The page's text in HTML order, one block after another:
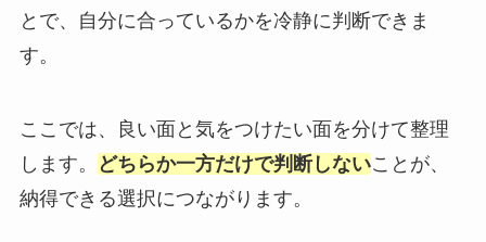
とで、自分に合っているかを冷静に判断できま
す。
ここでは、良い面と気をつけたい面を分けて整理
します。
どちらか一方だけで判断しないことが、
納得できる選択につながります。